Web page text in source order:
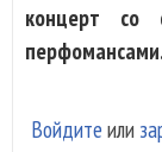
концерт со
Войдите или